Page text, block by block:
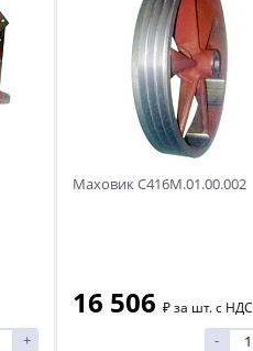
Маховик С416М.01.00.002
16 506 ₽за шт. с НДС
-
+